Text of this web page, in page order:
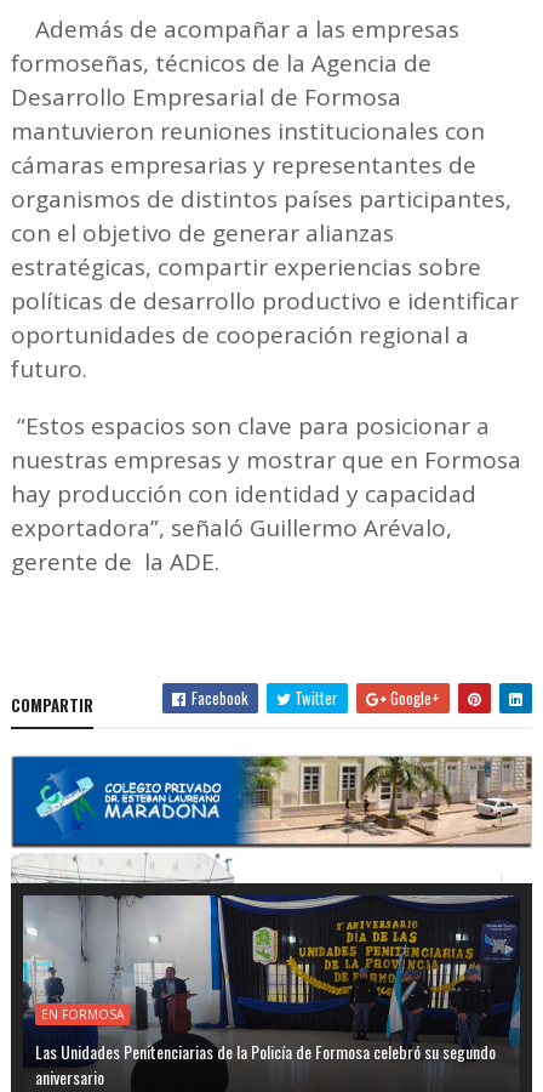
Además de acompañar a las empresas
formoseñas, técnicos de la Agencia de
Desarrollo Empresarial de Formosa
mantuvieron reuniones institucionales con
cámaras empresarias y representantes de
organismos de distintos países participantes,
con el objetivo de generar alianzas
estratégicas, compartir experiencias sobre
políticas de desarrollo productivo e identificar
oportunidades de cooperación regional a
futuro.
“Estos espacios son clave para posicionar a
nuestras empresas y mostrar que en Formosa
hay producción con identidad y capacidad
exportadora”, señaló Guillermo Arévalo,
gerente de la ADE.
COMPARTIR Facebook Twitter Google+
EN FORMOSA
Las Unidades Penitenciarias de la Policía de Formosa celebró su segundo
aniversario